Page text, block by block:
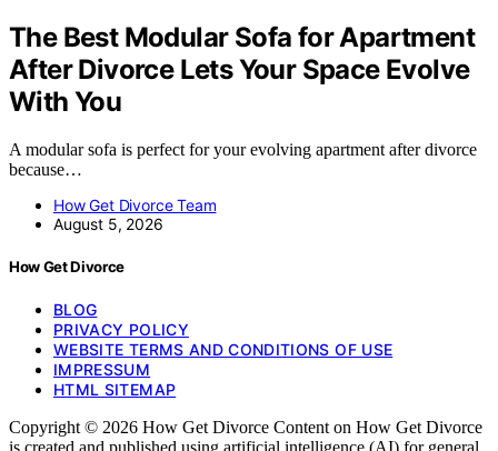
The Best Modular Sofa for Apartment
After Divorce Lets Your Space Evolve
With You
A modular sofa is perfect for your evolving apartment after divorce
because…
How Get Divorce Team
August 5, 2026
How Get Divorce
BLOG
PRIVACY POLICY
WEBSITE TERMS AND CONDITIONS OF USE
IMPRESSUM
HTML SITEMAP
Copyright © 2026 How Get Divorce Content on How Get Divorce
is created and published using artificial intelligence (AI) for general